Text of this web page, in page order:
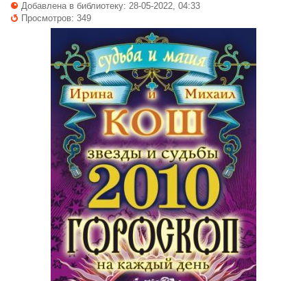
Добавлена в библиотеку: 28-05-2022, 04:33
Просмотров: 349